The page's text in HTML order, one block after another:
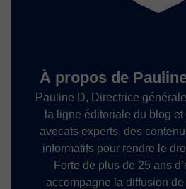
À propos de
Pauline D, Directrice
la ligne éditoriale du blog
avocats experts, des
informatifs pour rendre le
Forte de plus de 25 ans
accompagne la diffusion